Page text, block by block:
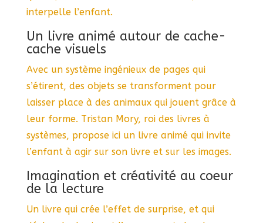
interpelle l’enfant.
Un livre animé autour de cache-
cache visuels
Avec un système ingénieux de pages qui
s’étirent, des objets se transforment pour
laisser place à des animaux qui jouent grâce à
leur forme. Tristan Mory, roi des livres à
systèmes, propose ici un livre animé qui invite
l’enfant à agir sur son livre et sur les images.
Imagination et créativité au coeur
de la lecture
Un livre qui crée l’effet de surprise, et qui